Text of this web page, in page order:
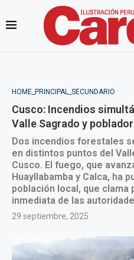
HOME_PRINCIPAL_SECUNDARIO
Cusco: Incendios
Valle Sagrado y
Dos incendios forestales
en distintos puntos del
Cusco. El fuego, que
Huayllabamba y Calca, ha
población local, que clama
inmediata de las
29 septiembre, 2025